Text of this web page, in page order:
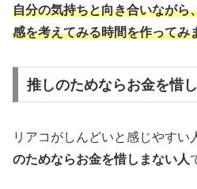
自分の気持ちと向き合いながら
感を考えてみる時間を作ってみ
推しのためならお金を惜
リアコがしんどいと感じやすい
のためならお金を惜しまない人